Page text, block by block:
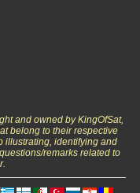
and owned by KingOfSat,
belong to their respective
illustrating, identifying and
remarks related to